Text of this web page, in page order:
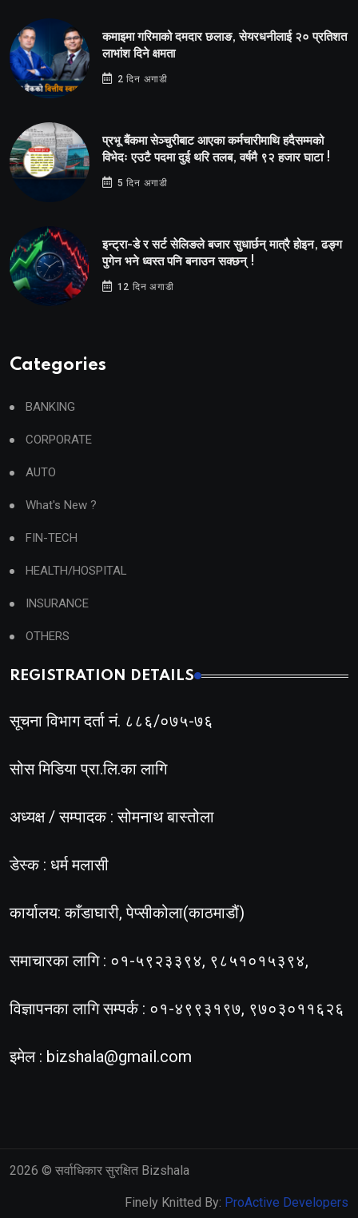
कमाइमा गरिमाको दमदार छलाङ, सेयरधनीलाई २० प्रतिशत
लाभांश दिने क्षमता
2 दिन अगाडी
प्रभू बैंकमा सेञ्चुरीबाट आएका कर्मचारीमाथि हदैसम्मको
विभेदः एउटै पदमा दुई थरि तलब, वर्षमै ९२ हजार घाटा !
5 दिन अगाडी
इन्ट्रा-डे र सर्ट सेलिङले बजार सुधार्छन् मात्रै होइन, ढङ्ग
पुगेन भने ध्वस्त पनि बनाउन सक्छन् !
12 दिन अगाडी
Categories
BANKING
CORPORATE
AUTO
What's New ?
FIN-TECH
HEALTH/HOSPITAL
INSURANCE
OTHERS
REGISTRATION DETAILS
सूचना विभाग दर्ता नं. ८८६/०७५-७६
सोस मिडिया प्रा.लि.का लागि
अध्यक्ष / सम्पादक : सोमनाथ बास्तोला
डेस्क : धर्म मलासी
कार्यालय: काँडाघारी, पेप्सीकोला(काठमाडौं)
समाचारका लागि : ०१-५९२३३९४, ९८५१०१५३९४,
विज्ञापनका लागि सम्पर्क : ०१-४९९३१९७, ९७०३०११६२६
इमेल : bizshala@gmail.com
2026 © सर्वाधिकार सुरक्षित Bizshala
Finely Knitted By: ProActive Developers